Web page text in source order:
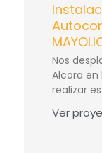
Nos
Alcora en
realizar
Ver